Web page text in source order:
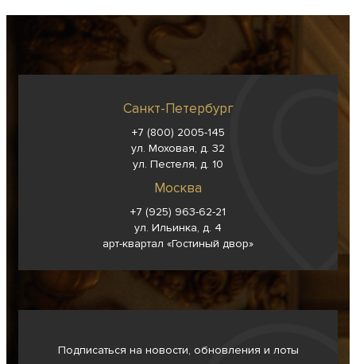
Санкт-Петербург
+7 (800) 2005-145
ул. Моховая, д. 32
ул. Пестеля, д. 10
Москва
+7 (925) 963-62-21
ул. Ильинка, д. 4
арт-квартал «Гостиный двор»
Подписаться на новости, обновления и лоты